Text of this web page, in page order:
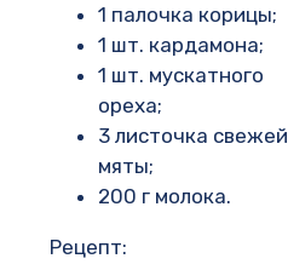
1 палочка корицы;
1 шт. кардамона;
1 шт. мускатного
ореха;
3 листочка свежей
мяты;
200 г молока.
Рецепт: